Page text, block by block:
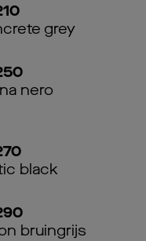
grey
nero
black
bruingrijs